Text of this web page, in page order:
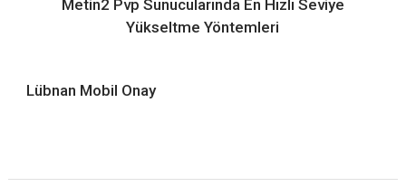
Metin2 Pvp Sunucularında En Hızlı Seviye
Yükseltme Yöntemleri
Lübnan Mobil Onay